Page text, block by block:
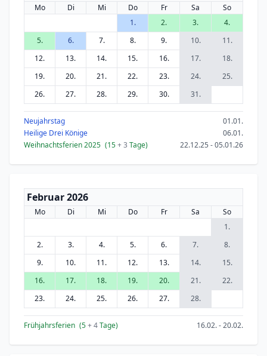
Mo Di Mi Do Fr Sa
So
1.
2. 3.
4.
5.
6. 7. 8. 9. 10.
11.
12.
13. 14. 15. 16. 17.
18.
19.
20. 21. 22. 23. 24.
25.
26.
27. 28. 29. 30. 31.
Neujahrstag
01.01.
Heilige Drei Könige
06.01.
Weihnachtsferien 2025 (15+ 3 Tage) 22.12.25 - 05.01.26
Februar 2026
Mo Di Mi Do Fr Sa
So
1.
2.
3. 4. 5. 6. 7.
8.
9.
10. 11. 12. 13. 14.
15.
16.
17. 18. 19. 20. 21.
22.
23.
24. 25. 26. 27. 28.
Frühjahrsferien (5+ 4Tage) 16.02. - 20.02.